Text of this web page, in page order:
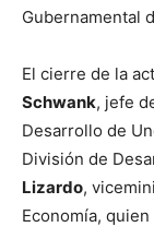
Gubernamental
El cierre de la
Schwank, jefe
Desarrollo de
División de
Lizardo,
Economía,